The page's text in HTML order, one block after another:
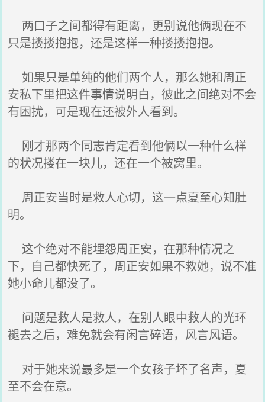
两口子之间都得有距离，更别说他俩现在不
只是搂搂抱抱，还是这样一种搂搂抱抱。
如果只是单纯的他们两个人，那么她和周正
安私下里把这件事情说明白，彼此之间绝对不会
有困扰，可是现在还被外人看到。
刚才那两个同志肯定看到他俩以一种什么样
的状况搂在一块儿，还在一个被窝里。
周正安当时是救人心切，这一点夏至心知肚
明。
这个绝对不能埋怨周正安，在那种情况之
下，自己都快死了，周正安如果不救她，说不准
她小命儿都没了。
问题是救人是救人，在别人眼中救人的光环
褪去之后，难免就会有闲言碎语，风言风语。
对于她来说最多是一个女孩子坏了名声，夏
至不会在意。